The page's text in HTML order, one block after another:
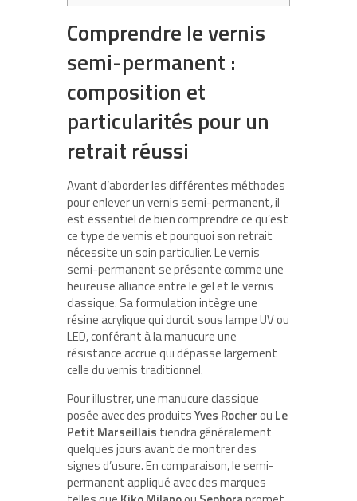
Comprendre le vernis
semi-permanent :
composition et
particularités pour un
retrait réussi
Avant d’aborder les différentes méthodes
pour enlever un vernis semi-permanent, il
est essentiel de bien comprendre ce qu’est
ce type de vernis et pourquoi son retrait
nécessite un soin particulier. Le vernis
semi-permanent se présente comme une
heureuse alliance entre le gel et le vernis
classique. Sa formulation intègre une
résine acrylique qui durcit sous lampe UV ou
LED, conférant à la manucure une
résistance accrue qui dépasse largement
celle du vernis traditionnel.
Pour illustrer, une manucure classique
posée avec des produitsYves Rocherou Le
Petit Marseillais tiendra généralement
quelques jours avant de montrer des
signes d’usure. En comparaison, le semi-
permanent appliqué avec des marques